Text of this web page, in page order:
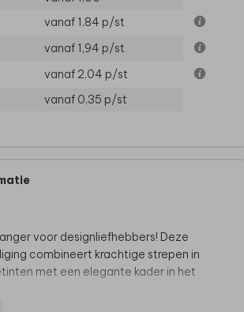
vanaf 1,84 p/st
vanaf 1,94 p/st
vanaf 2,04 p/st
vanaf 0,35 p/st
voor designliefhebbers! Deze
combineert krachtige strepen in
met een elegante kader in het